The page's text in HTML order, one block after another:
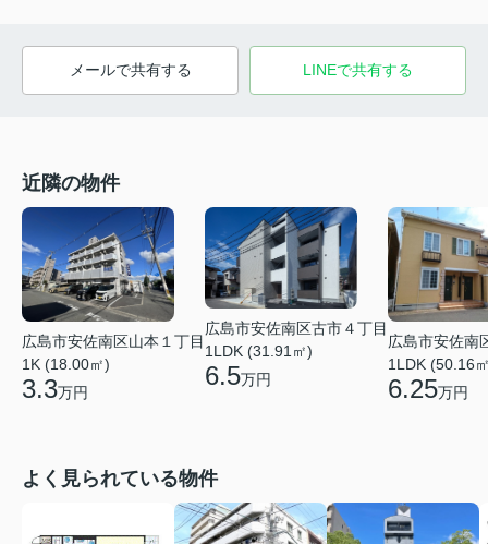
メールで共有する LINEで共有する
近隣の物件
広島市安佐南区山本１丁目
1K (18.00㎡)
3.3万円
広島市安佐南区古市４丁目
1LDK (31.91㎡)
6.5万円
広島市安佐南
1LDK (50.16
6.25万円
よく見られている物件